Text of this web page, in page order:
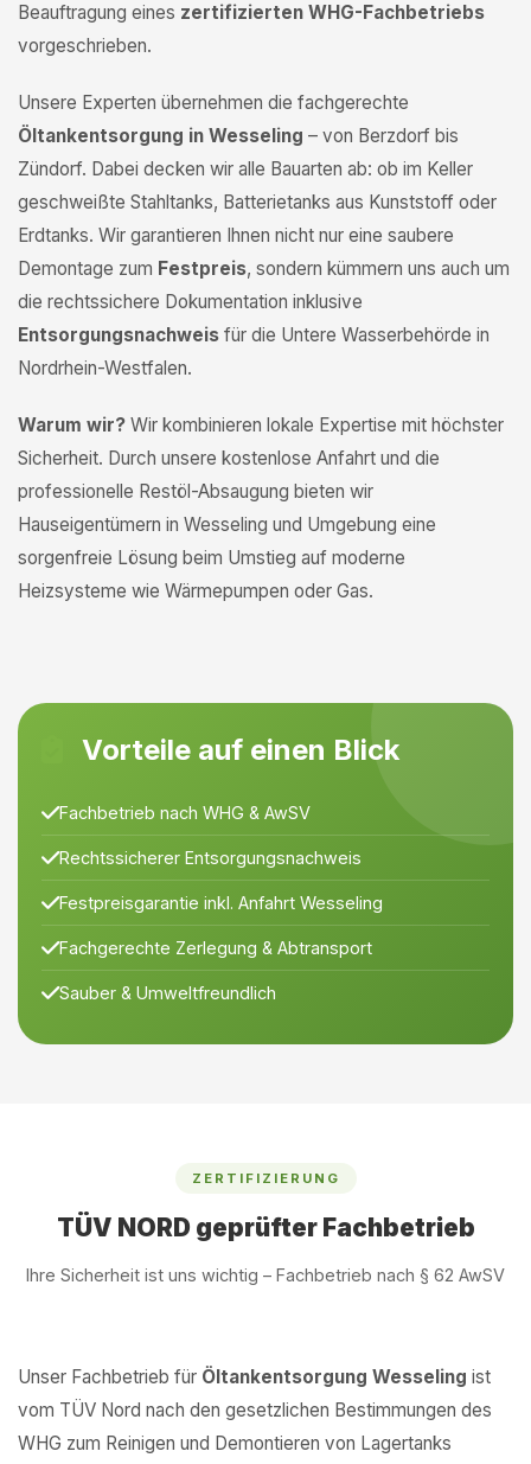
Beauftragung eines zertifizierten WHG-Fachbetriebs
vorgeschrieben.
Unsere Experten übernehmen die fachgerechte
Öltankentsorgung in Wesseling – von Berzdorf bis
Zündorf. Dabei decken wir alle Bauarten ab: ob im Keller
geschweißte Stahltanks, Batterietanks aus Kunststoff oder
Erdtanks. Wir garantieren Ihnen nicht nur eine saubere
Demontage zum Festpreis, sondern kümmern uns auch um
die rechtssichere Dokumentation inklusive
Entsorgungsnachweis für die Untere Wasserbehörde in
Nordrhein-Westfalen.
Warum wir? Wir kombinieren lokale Expertise mit höchster
Sicherheit. Durch unsere kostenlose Anfahrt und die
professionelle Restöl-Absaugung bieten wir
Hauseigentümern in Wesseling und Umgebung eine
sorgenfreie Lösung beim Umstieg auf moderne
Heizsysteme wie Wärmepumpen oder Gas.
Vorteile auf einen Blick
Fachbetrieb nach WHG & AwSV
Rechtssicherer Entsorgungsnachweis
Festpreisgarantie inkl. Anfahrt Wesseling
Fachgerechte Zerlegung & Abtransport
Sauber & Umweltfreundlich
ZERTIFIZIERUNG
TÜV NORD geprüfter Fachbetrieb
Ihre Sicherheit ist uns wichtig – Fachbetrieb nach § 62 AwSV
Unser Fachbetrieb für Öltankentsorgung Wesseling ist
vom TÜV Nord nach den gesetzlichen Bestimmungen des
WHG zum Reinigen und Demontieren von Lagertanks